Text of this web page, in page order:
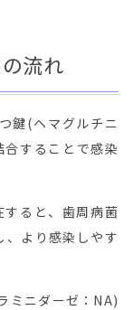
流れ
鍵(ヘマグルチニ
することで感染
ると、歯周病菌
、より感染しやす
ミニダーゼ：NA)